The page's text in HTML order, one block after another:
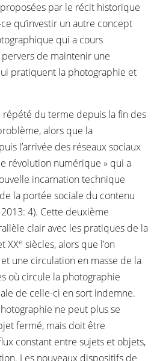
par le récit historique
qu’investir un autre concept
qui a cours
de maintenir une
pratiquent la photographie et
répété du terme depuis la fin des
alors que la
l’arrivée des réseaux sociaux
révolution numérique » qui a
incarnation technique
la portée sociale du contenu
4). Cette deuxième
clair avec les pratiques de la
XXe siècles, alors que l’on
une circulation en masse de la
où circule la photographie
de celle-ci en sort indemne.
ne peut plus se
fermé, mais doit être
constant entre sujets et objets,
Les nouveaux dispositifs de